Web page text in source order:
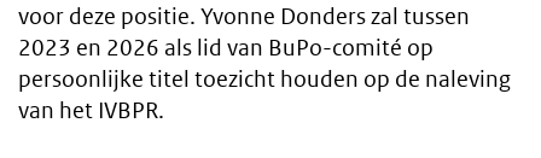
voor deze positie. Yvonne Donders zal tussen
2023 en 2026 als lid van BuPo-comité op
persoonlijke titel toezicht houden op de naleving
van het IVBPR.